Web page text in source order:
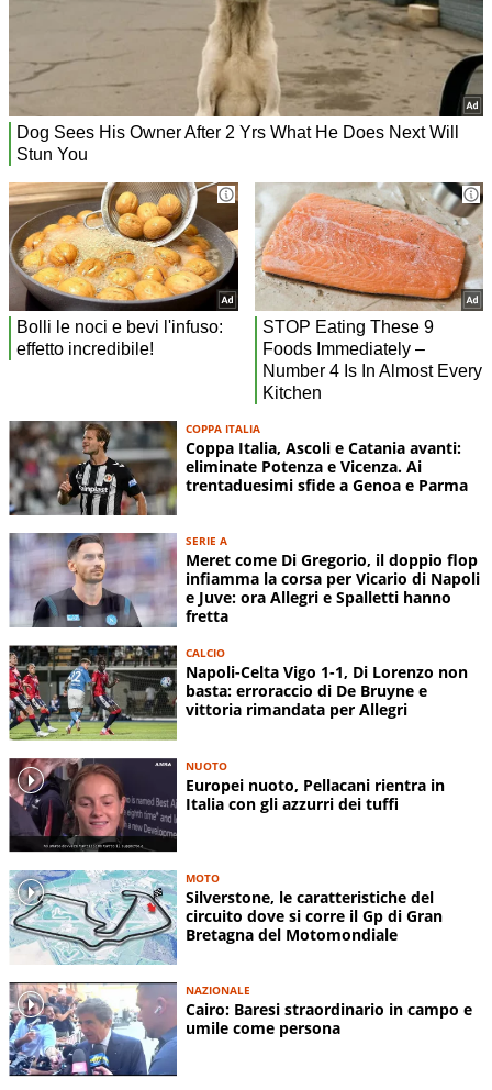
COPPA ITALIA
Coppa Italia, Ascoli e Catania avanti:
eliminate Potenza e Vicenza. Ai
trentaduesimi sfide a Genoa e Parma
SERIE A
Meret come Di Gregorio, il doppio flop
infiamma la corsa per Vicario di Napoli
e Juve: ora Allegri e Spalletti hanno
fretta
CALCIO
Napoli-Celta Vigo 1-1, Di Lorenzo non
basta: erroraccio di De Bruyne e
vittoria rimandata per Allegri
NUOTO
Europei nuoto, Pellacani rientra in
Italia con gli azzurri dei tuffi
MOTO
Silverstone, le caratteristiche del
circuito dove si corre il Gp di Gran
Bretagna del Motomondiale
NAZIONALE
Cairo: Baresi straordinario in campo e
umile come persona